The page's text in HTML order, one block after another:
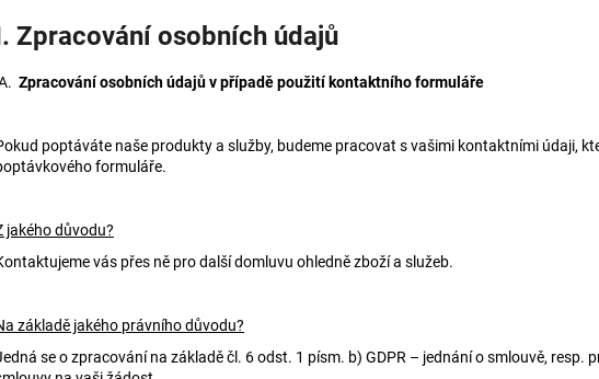
Zpracování osobních údajů
Zpracování osobních údajů v případě použití kontaktního formuláře
poptáváte naše produkty a služby, budeme pracovat s vašimi kontaktními údaji,
formuláře.
jakého důvodu?
vás přes ně pro další domluvu ohledně zboží a služeb.
základě jakého právního důvodu?
se o zpracování na základě čl. 6 odst. 1 písm. b) GDPR – jednání o smlouvě, resp.